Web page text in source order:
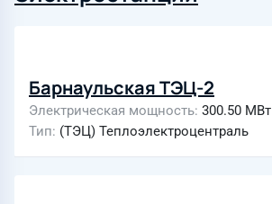
Барнаульская ТЭЦ-2
Электрическая мощность 300.50 МВт
Тип (ТЭЦ) Теплоэлектроцентраль